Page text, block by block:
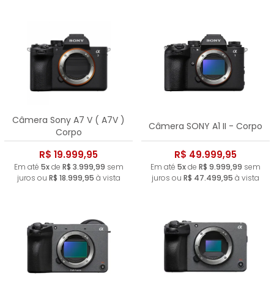
Câmera Sony A7 V ( A7V )
Corpo
R$ 19.999,95
Em até 5xde R$ 3.999,99 sem
juros ou R$ 18.999,95 à vista
Câmera SONY A1 II - Corpo
R$ 49.999,95
Em até 5xde R$ 9.999,99 sem
juros ou R$ 47.499,95 à vista